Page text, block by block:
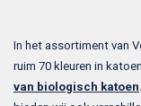
In het assortiment van
ruim 70 kleuren in
van biologisch katoen